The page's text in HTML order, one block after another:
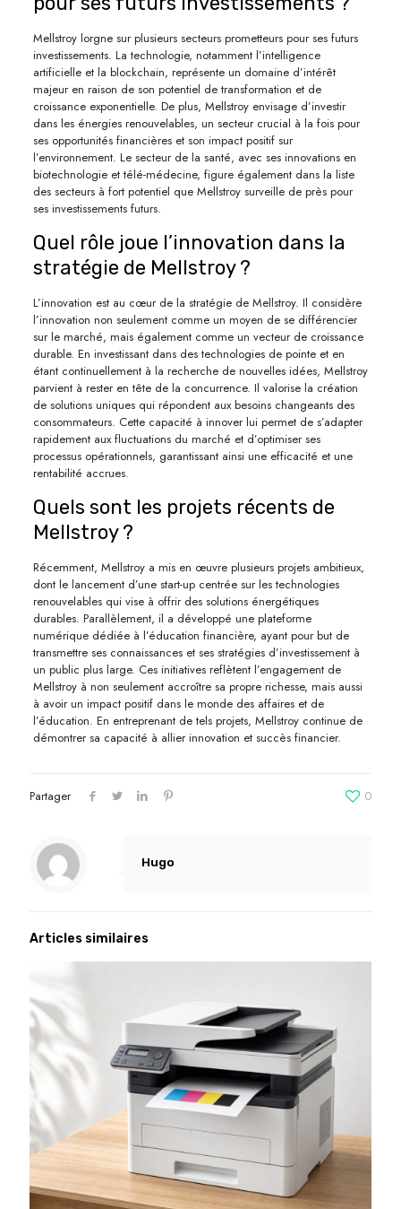
Mellstroy lorgne sur plusieurs secteurs prometteurs pour ses futurs
investissements. La technologie, notamment l’intelligence
artificielle et la blockchain, représente un domaine d’intérêt
majeur en raison de son potentiel de transformation et de
croissance exponentielle. De plus, Mellstroy envisage d’investir
dans les énergies renouvelables, un secteur crucial à la fois pour
ses opportunités financières et son impact positif sur
l’environnement. Le secteur de la santé, avec ses innovations en
biotechnologie et télé-médecine, figure également dans la liste
des secteurs à fort potentiel que Mellstroy surveille de près pour
ses investissements futurs.
Quel rôle joue l’innovation dans la
stratégie de Mellstroy ?
L’innovation est au cœur de la stratégie de Mellstroy. Il considère
l’innovation non seulement comme un moyen de se différencier
sur le marché, mais également comme un vecteur de croissance
durable. En investissant dans des technologies de pointe et en
étant continuellement à la recherche de nouvelles idées, Mellstroy
parvient à rester en tête de la concurrence. Il valorise la création
de solutions uniques qui répondent aux besoins changeants des
consommateurs. Cette capacité à innover lui permet de s’adapter
rapidement aux fluctuations du marché et d’optimiser ses
processus opérationnels, garantissant ainsi une efficacité et une
rentabilité accrues.
Quels sont les projets récents de
Mellstroy ?
Récemment, Mellstroy a mis en œuvre plusieurs projets ambitieux,
dont le lancement d’une start-up centrée sur les technologies
renouvelables qui vise à offrir des solutions énergétiques
durables. Parallèlement, il a développé une plateforme
numérique dédiée à l’éducation financière, ayant pour but de
transmettre ses connaissances et ses stratégies d’investissement à
un public plus large. Ces initiatives reflètent l’engagement de
Mellstroy à non seulement accroître sa propre richesse, mais aussi
à avoir un impact positif dans le monde des affaires et de
l’éducation. En entreprenant de tels projets, Mellstroy continue de
démontrer sa capacité à allier innovation et succès financier.
Partager 0
Hugo
Articles similaires